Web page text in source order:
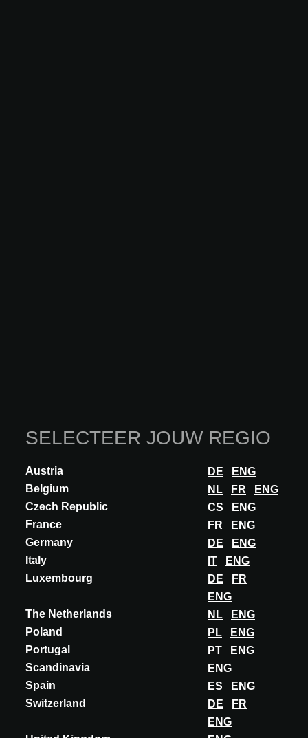
SELECTEER JOUW REGIO
Austria DE
ENG
Belgium
NL FR
ENG
Czech Republic
CS
ENG
France
FR
ENG
Germany
DE
ENG
Italy
IT
ENG
Luxembourg
DE
FR
ENG
The Netherlands
NL
ENG
Poland
PL
ENG
Portugal
PT
ENG
Scandinavia
ENG
Spain
ES
ENG
Switzerland
DE
FR
ENG
INSIGHTS
WAF 2026 shortlist bekendgemaakt
NEWS
De shortlist van het World Architecture Festival 2026 (WAF) is
onthuld en bundelt opnieuw een brede selectie van